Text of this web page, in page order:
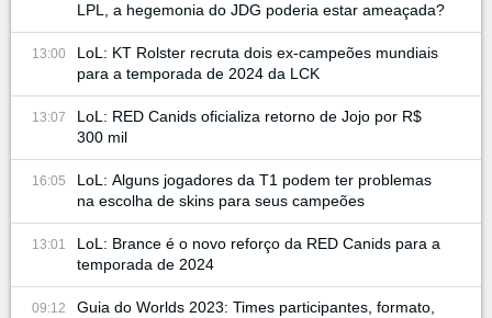
LPL, a hegemonia do JDG poderia estar ameaçada?
13:00
LoL: KT Rolster recruta dois ex-campeões mundiais
para a temporada de 2024 da LCK
13:07
LoL: RED Canids oficializa retorno de Jojo por R$
300 mil
16:05
LoL: Alguns jogadores da T1 podem ter problemas
na escolha de skins para seus campeões
13:01
LoL: Brance é o novo reforço da RED Canids para a
temporada de 2024
09:12
Guia do Worlds 2023: Times participantes, formato,